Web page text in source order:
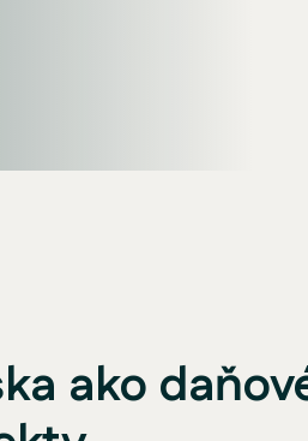
ako